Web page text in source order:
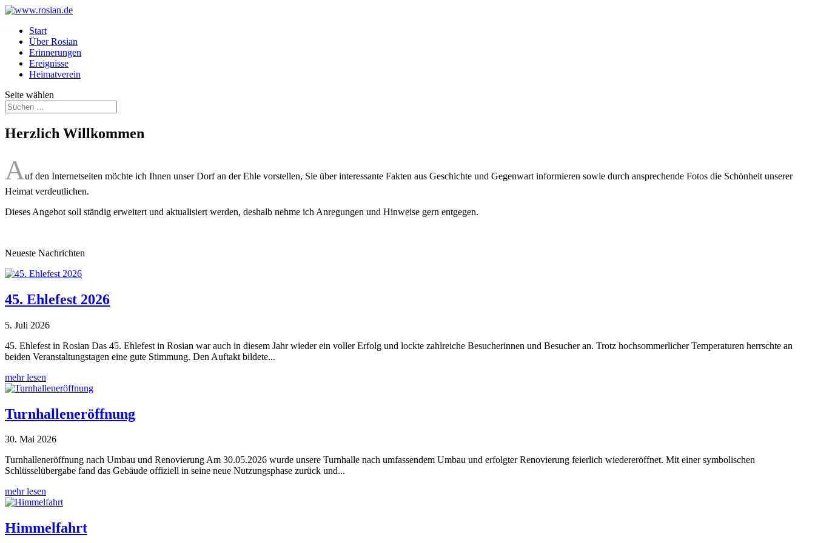
Start
Über Rosian
Erinnerungen
Ereignisse
Heimatverein
Seite wählen
Herzlich Willkommen
Auf den Internetseiten möchte ich Ihnen unser Dorf an der Ehle vorstellen, Sie über interessante Fakten aus Geschichte und Gegenwart informieren sowie durch ansprechende Fotos die Schönheit unserer
Heimat verdeutlichen.
Dieses Angebot soll ständig erweitert und aktualisiert werden, deshalb nehme ich Anregungen und Hinweise gern entgegen.
Neueste Nachrichten
45. Ehlefest 2026
5. Juli 2026
45. Ehlefest in Rosian Das 45. Ehlefest in Rosian war auch in diesem Jahr wieder ein voller Erfolg und lockte zahlreiche Besucherinnen und Besucher an. Trotz hochsommerlicher Temperaturen herrschte an
beiden Veranstaltungstagen eine gute Stimmung. Den Auftakt bildete...
mehr lesen
Turn­hallen­eröffnung
30. Mai 2026
Turnhalleneröffnung nach Umbau und Renovierung Am 30.05.2026 wurde unsere Turnhalle nach umfassendem Umbau und erfolgter Renovierung feierlich wiedereröffnet. Mit einer symbolischen
Schlüsselübergabe fand das Gebäude offiziell in seine neue Nutzungsphase zurück und...
mehr lesen
Himmelfahrt